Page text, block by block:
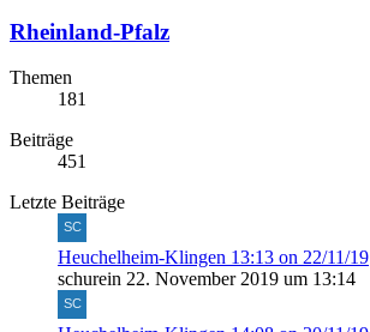
Rheinland-Pfalz
Themen
181
Beiträge
451
Letzte Beiträge
Heuchelheim-Klingen 13:13 on 22/11/19
schurein 22. November 2019 um 13:14